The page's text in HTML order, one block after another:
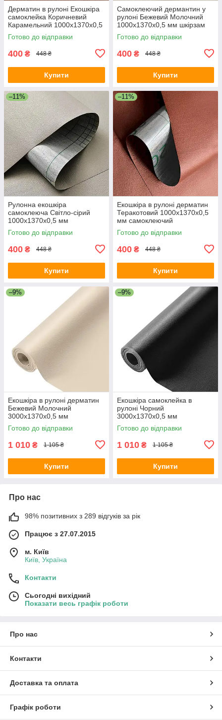
Дерматин в рулоні Екошкіра
самоклейка Коричневий
Карамельний 1000х1370х0,5
мм шкірозамінник для меблів
Готово до відправки
400 ₴ 448 ₴
Купити
Самоклеючий дермантин у
рулоні Бежевий Молочний
1000х1370х0,5 мм шкірзам
екокожа штучна
Готово до відправки
400 ₴ 448 ₴
Купити
–11%
Рулонна екошкіра
самоклеюча Світло-сірий
1000х1370х0,5 мм
шкірозамінник для меблів
дерматин
Готово до відправки
400 ₴ 448 ₴
Купити
–11%
Екошкіра в рулоні дерматин
Теракотовий 1000х1370х0,5
мм самоклеючий
шкірозамінник для меблів
Готово до відправки
400 ₴ 448 ₴
Купити
–9%
Екошкіра в рулоні дерматин
Бежевий Молочний
3000х1370х0,5 мм
самоклеючий шкірозамінник
для меблів
Готово до відправки
1 010 ₴ 1 105 ₴
Купити
–9%
Екошкіра самоклейка в
рулоні Чорний
3000х1370х0,5 мм
шкірозамінник для
реставрації меблів дерматин
Готово до відправки
1 010 ₴ 1 105 ₴
Купити
Про нас
98% позитивних з 289 відгуків за рік
Працює з 27.07.2015
м. Київ
Київ, Україна
Контакти
Сьогодні вихідний
Показати весь графік роботи
Про нас
Контакти
Доставка та оплата
Графік роботи